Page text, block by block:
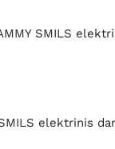
SMILS
elektrinis